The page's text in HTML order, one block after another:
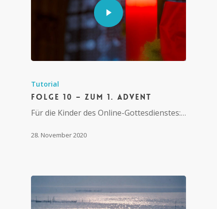
Tutorial
Folge 10 – Zum 1. Advent
Für die Kinder des Online-Gottesdienstes:…
28. November 2020